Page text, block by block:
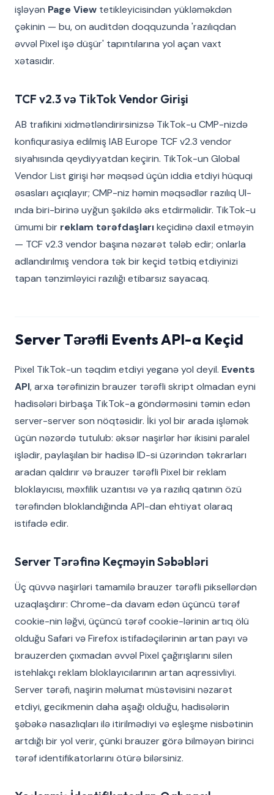
işləyən Page View tetikleyicisindən yükləməkdən
çəkinin — bu, on auditdən doqquzunda 'razılıqdan
əvvəl Pixel işə düşür' tapıntılarına yol açan vaxt
xətasıdır.
TCF v2.3 və TikTok Vendor Girişi
AB trafikini xidmətləndirirsinizsə TikTok-u CMP-nizdə
konfiqurasiya edilmiş IAB Europe TCF v2.3 vendor
siyahısında qeydiyyatdan keçirin. TikTok-un Global
Vendor List girişi hər məqsəd üçün iddia etdiyi hüquqi
əsasları açıqlayır; CMP-niz həmin məqsədlər razılıq UI-
ında biri-birinə uyğun şəkildə əks etdirməlidir. TikTok-u
ümumi bir reklam tərəfdaşlarıkeçidinə daxil etməyin
— TCF v2.3 vendor başına nəzarət tələb edir; onlarla
adlandırılmış vendora tək bir keçid tətbiq etdiyinizi
tapan tənzimləyici razılığı etibarsız sayacaq.
Server Tərəfli Events API-a Keçid
Pixel TikTok-un təqdim etdiyi yeganə yol deyil. Events
API, arxa tərəfinizin brauzer tərəfli skript olmadan eyni
hadisələri birbaşa TikTok-a göndərməsini təmin edən
server-server son nöqtəsidir. İki yol bir arada işləmək
üçün nəzərdə tutulub: əksər naşirlər hər ikisini paralel
işlədir, paylaşılan bir hadisə ID-si üzərindən təkrarları
aradan qaldırır və brauzer tərəfli Pixel bir reklam
bloklayıcısı, məxfilik uzantısı və ya razılıq qatının özü
tərəfindən bloklandığında API-dan ehtiyat olaraq
istifadə edir.
Server Tərəfinə Keçməyin Səbəbləri
Üç qüvvə naşirləri tamamilə brauzer tərəfli piksellərdən
uzaqlaşdırır: Chrome-da davam edən üçüncü tərəf
cookie-nin ləğvi, üçüncü tərəf cookie-lərinin artıq ölü
olduğu Safari və Firefox istifadəçilərinin artan payı və
brauzerden çıxmadan əvvəl Pixel çağırışlarını silen
istehlakçı reklam bloklayıcılarının artan aqressivliyi.
Server tərəfi, naşirin məlumat müstəvisini nəzarət
etdiyi, gecikmenin daha aşağı olduğu, hadisələrin
şəbəkə nasazlıqları ilə itirilmədiyi və eşleşme nisbətinin
artdığı bir yol verir, çünki brauzer görə bilməyən birinci
tərəf identifikatorlarını ötürə bilərsiniz.